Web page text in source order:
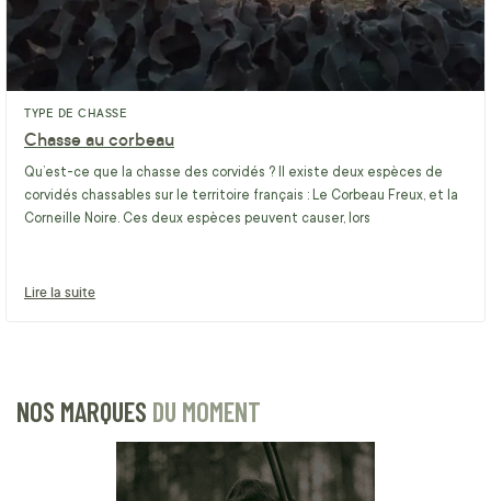
TYPE DE CHASSE
Chasse au corbeau
Qu’est-ce que la chasse des corvidés ? Il existe deux espèces de
corvidés chassables sur le territoire français : Le Corbeau Freux, et la
Corneille Noire. Ces deux espèces peuvent causer, lors
Lire la suite
NOS MARQUES DU MOMENT